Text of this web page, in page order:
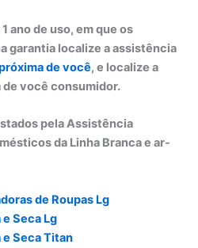
ano de uso, em que os
garantia localize a assistência
de você, e localize a
você consumidor.
pela Assistência
da Linha Branca e ar-
de Roupas Lg
Seca Lg
Seca Titan